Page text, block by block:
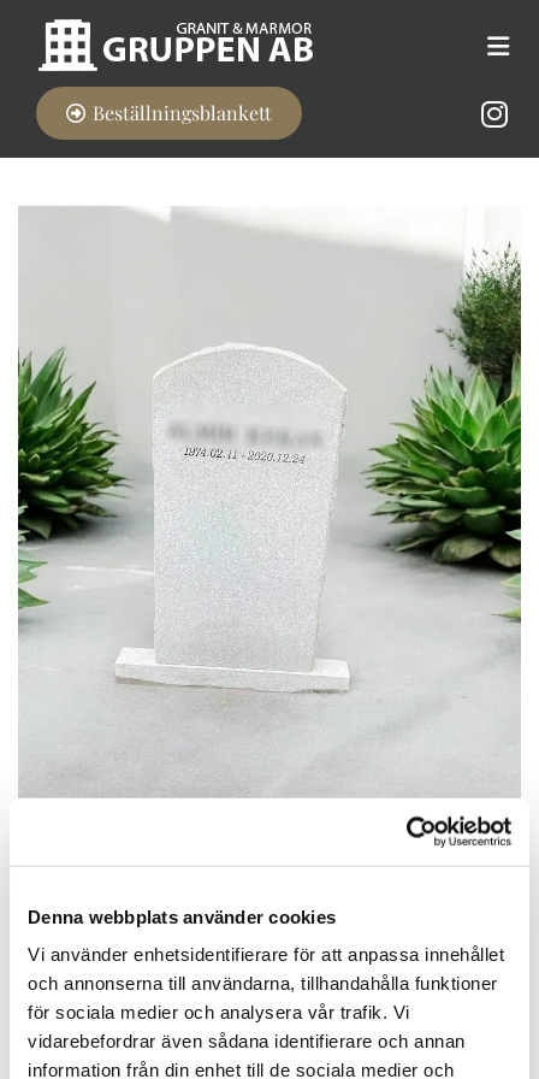
Denna webbplats använder cookies
Vi använder enhetsidentifierare för att anpassa innehållet
och annonserna till användarna, tillhandahålla funktioner
för sociala medier och analysera vår trafik. Vi
vidarebefordrar även sådana identifierare och annan
information från din enhet till de sociala medier och
Beställningsblankett